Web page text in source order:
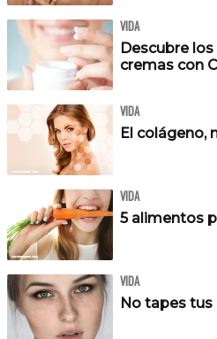
VIDA
Descubre
cremas con
VIDA
El colágeno,
VIDA
5 alimentos
VIDA
No tapes tus